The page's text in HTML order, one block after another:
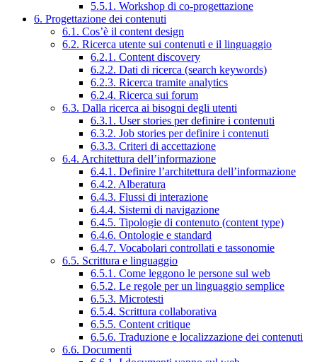
5.5.1. Workshop di co-progettazione
6. Progettazione dei contenuti
6.1. Cos’è il content design
6.2. Ricerca utente sui contenuti e il linguaggio
6.2.1. Content discovery
6.2.2. Dati di ricerca (search keywords)
6.2.3. Ricerca tramite analytics
6.2.4. Ricerca sui forum
6.3. Dalla ricerca ai bisogni degli utenti
6.3.1. User stories per definire i contenuti
6.3.2. Job stories per definire i contenuti
6.3.3. Criteri di accettazione
6.4. Architettura dell’informazione
6.4.1. Definire l’architettura dell’informazione
6.4.2. Alberatura
6.4.3. Flussi di interazione
6.4.4. Sistemi di navigazione
6.4.5. Tipologie di contenuto (content type)
6.4.6. Ontologie e standard
6.4.7. Vocabolari controllati e tassonomie
6.5. Scrittura e linguaggio
6.5.1. Come leggono le persone sul web
6.5.2. Le regole per un linguaggio semplice
6.5.3. Microtesti
6.5.4. Scrittura collaborativa
6.5.5. Content critique
6.5.6. Traduzione e localizzazione dei contenuti
6.6. Documenti